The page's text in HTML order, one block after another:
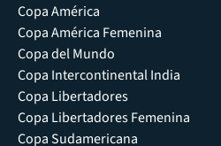
Copa América
Copa América Femenina
Copa del Mundo
Copa Intercontinental India
Copa Libertadores
Copa Libertadores Femenina
Copa Sudamericana